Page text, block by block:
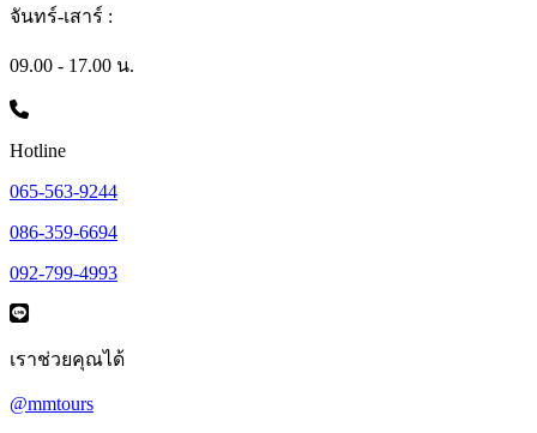
จันทร์-เสาร์ :
09.00 - 17.00 น.
Hotline
065-563-9244
086-359-6694
092-799-4993
เราช่วยคุณได้
@mmtours